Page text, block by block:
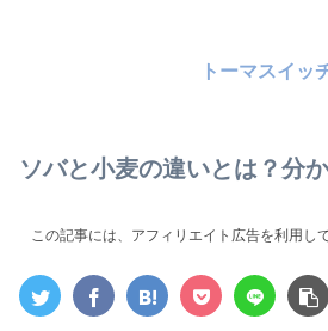
トーマスイッ
ソバと小麦の違いとは？分
この記事には、アフィリエイト広告を利用し